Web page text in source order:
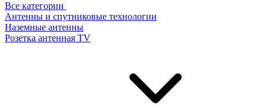
Все категории
Антенны и спутниковые технологии
Наземные антенны
Розетка антенная TV